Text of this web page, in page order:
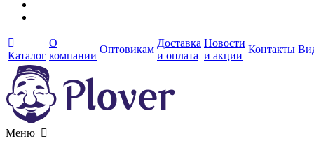
Каталог
О
компании
Оптовикам
Доставка
и оплата
Новости
и акции
Контакты
Меню